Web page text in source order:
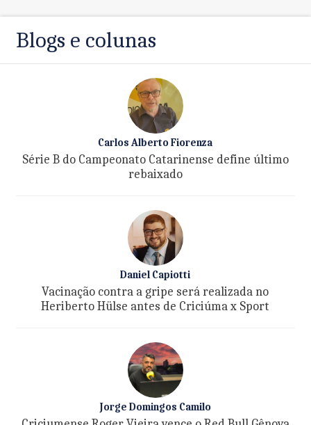
Blogs e colunas
Carlos Alberto Fiorenza
Série B do Campeonato Catarinense define último
rebaixado
Daniel Capiotti
Vacinação contra a gripe será realizada no
Heriberto Hülse antes de Criciúma x Sport
Jorge Domingos Camilo